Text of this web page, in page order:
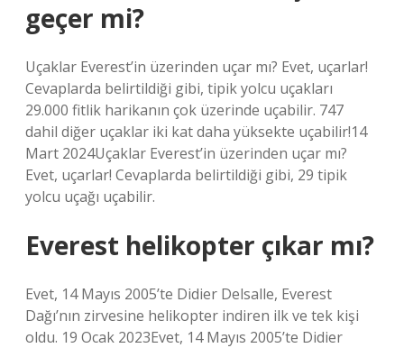
geçer mi?
Uçaklar Everest’in üzerinden uçar mı? Evet, uçarlar!
Cevaplarda belirtildiği gibi, tipik yolcu uçakları
29.000 fitlik harikanın çok üzerinde uçabilir. 747
dahil diğer uçaklar iki kat daha yüksekte uçabilir!14
Mart 2024Uçaklar Everest’in üzerinden uçar mı?
Evet, uçarlar! Cevaplarda belirtildiği gibi, 29 tipik
yolcu uçağı uçabilir.
Everest helikopter çıkar mı?
Evet, 14 Mayıs 2005’te Didier Delsalle, Everest
Dağı’nın zirvesine helikopter indiren ilk ve tek kişi
oldu. 19 Ocak 2023Evet, 14 Mayıs 2005’te Didier